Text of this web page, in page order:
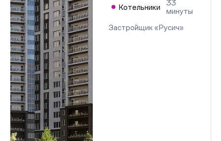
Котельники
33
минуты
Застройщик «Русич»